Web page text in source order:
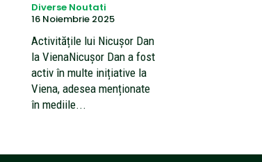
Diverse Noutati
16 Noiembrie 2025
Activitățile lui Nicușor Dan
la VienaNicușor Dan a fost
activ în multe inițiative la
Viena, adesea menționate
în mediile...